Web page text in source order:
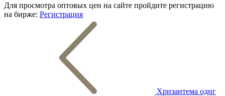
Для просмотра оптовых цен на сайте пройдите регистрацию
на бирже: Регистрация
Хризантема однг